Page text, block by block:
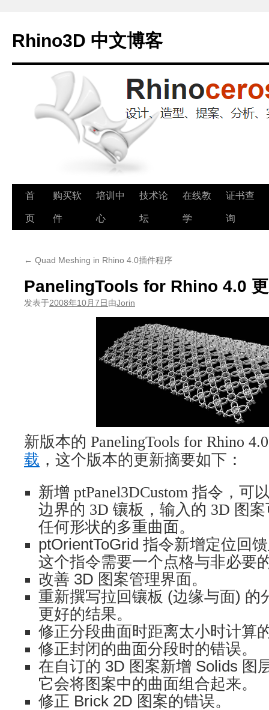
Rhino3D 中文博客
跳
至
首
页
购买软
件
培训中
心
技术论
坛
在线教
学
证书查
询
← Quad Meshing in Rhino 4.0插件程序
PanelingTools for Rhino 4.0
发表于2008年10月7日由Jorin
新版本的 PanelingTools for Rhino
载 ，这个版本的更新摘要如下：
新增 ptPanel3DCustom 指令，可
边界的 3D 镶板，输入的 3D 图
任何形状的多重曲面。
ptOrientToGrid 指令新增定位回
这个指令需要一个点格与非必要
改善 3D 图案管理界面。
重新撰写拉回镶板 (边缘与面) 的
更好的结果。
修正分段曲面时距离太小时计算
修正封闭的曲面分段时的错误。
在自订的 3D 图案新增 Solids 图
它会将图案中的曲面组合起来。
修正 Brick 2D 图案的错误。